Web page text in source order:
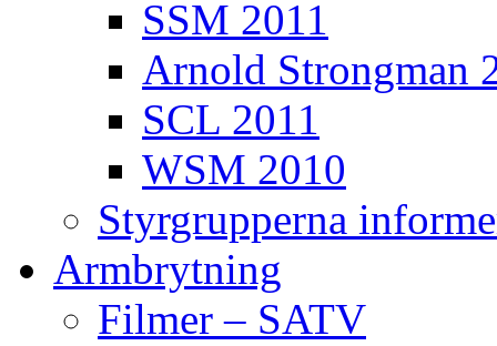
SSM 2011
Arnold Strongman
SCL 2011
WSM 2010
Styrgrupperna
Armbrytning
Filmer – SATV